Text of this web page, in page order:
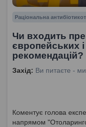
Раціональна
Чи входить
європейських
рекомендацій?
Захід: Ви питаєте - ми
Коментує голова
напрямом